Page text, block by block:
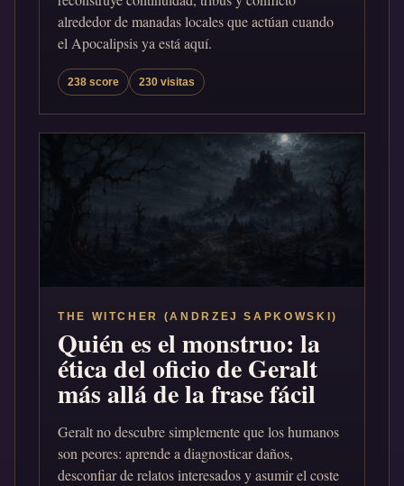
alrededor de manadas locales que actúan cuando
el Apocalipsis ya está aquí.
238 score 230 visitas
THE WITCHER (ANDRZEJ SAPKOWSKI)
Quién es el monstruo: la
ética del oficio de Geralt
más allá de la frase fácil
Geralt no descubre simplemente que los humanos
son peores: aprende a diagnosticar daños,
desconfiar de relatos interesados y asumir el coste